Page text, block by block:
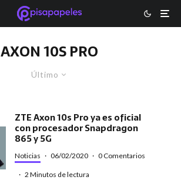
AXON 10S PRO
Último
ZTE Axon 10s Pro ya es oficial
con procesador Snapdragon
865 y 5G
Noticias · 06/02/2020 · 0 Comentarios
· 2 Minutos de lectura